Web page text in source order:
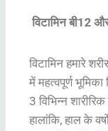
विटामिन बी12
विटामिन हमारे
में महत्वपूर्ण
3 विभिन्न
हालांकि, हाल के